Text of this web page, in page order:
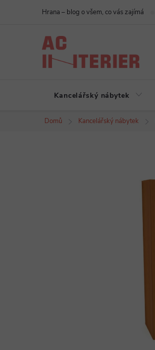
Hrana – blog o všem, co vás zajímá
Kancelářský nábytek
Domů Kancelářský nábytek